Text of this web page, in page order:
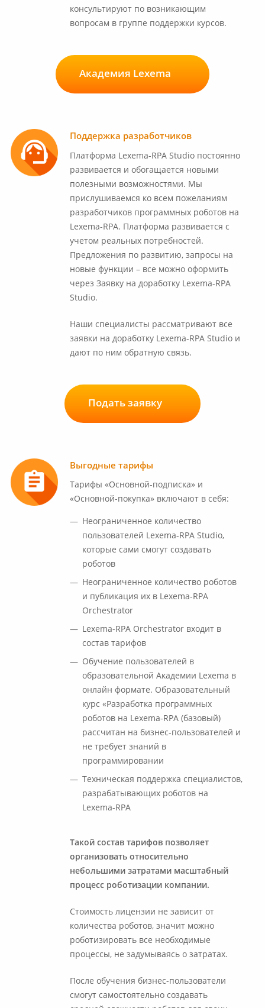
консультируют по возникающим
вопросам в группе поддержки курсов.
Академия Lexema
Поддержка разработчиков
Платформа Lexema-RPA Studio постоянно
развивается и обогащается новыми
полезными возможностями. Мы
прислушиваемся ко всем пожеланиям
разработчиков программных роботов на
Lexema-RPA. Платформа развивается с
учетом реальных потребностей.
Предложения по развитию, запросы на
новые функции – все можно оформить
через Заявку на доработку Lexema-RPA
Studio.
Наши специалисты рассматривают все
заявки на доработку Lexema-RPA Studio и
дают по ним обратную связь.
Подать заявку
Выгодные тарифы
Тарифы «Основной-подписка» и
«Основной-покупка» включают в себя:
Неограниченное количество
пользователей Lexema-RPA Studio,
которые сами смогут создавать
роботов
Неограниченное количество роботов
и публикация их в Lexema-RPA
Orchestrator
Lexema-RPA Orchestrator входит в
состав тарифов
Обучение пользователей в
образовательной Академии Lexema в
онлайн формате. Образовательный
курс «Разработка программных
роботов на Lexema-RPA (базовый)
рассчитан на бизнес-пользователей и
не требует знаний в
программировании
Техническая поддержка специалистов,
разрабатывающих роботов на
Lexema-RPA
Такой состав тарифов позволяет
организовать относительно
небольшими затратами масштабный
процесс роботизации компании.
Стоимость лицензии не зависит от
количества роботов, значит можно
роботизировать все необходимые
процессы, не задумываясь о затратах.
После обучения бизнес-пользователи
смогут самостоятельно создавать